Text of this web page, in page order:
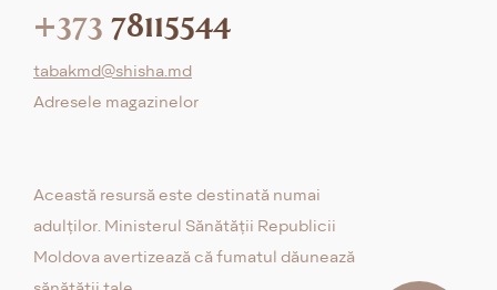
+373 78115544
tabakmd@shisha.md
Adresele magazinelor
Această resursă este destinată numai
adulților. Ministerul Sănătății Republicii
Moldova avertizează că fumatul dăunează